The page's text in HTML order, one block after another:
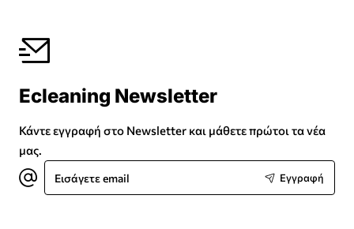
Ecleaning Newsletter
Κάντε εγγραφή στο Newsletter και μάθετε πρώτοι τα νέα
μας.
Εισάγετε
email
Εγγραφή